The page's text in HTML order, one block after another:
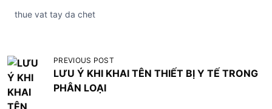
thue vat tay da chet
Đ
i
ề
PREVIOUS POST
LƯU Ý KHI KHAI TÊN THIẾT BỊ Y TẾ TRONG
PHÂN LOẠI